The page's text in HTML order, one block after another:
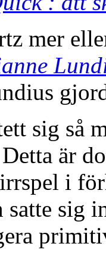
mer
sig så
är
i
satte sig